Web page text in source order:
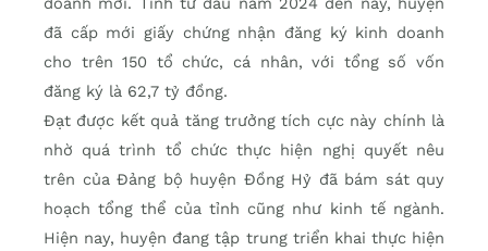
đã cấp mới giấy chứng nhận đăng ký kinh doanh
cho trên 150 tổ chức, cá nhân, với tổng số vốn
đăng ký là 62,7 tỷ đồng.
Đạt được kết quả tăng trưởng tích cực này chính là
nhờ quá trình tổ chức thực hiện nghị quyết nêu
trên của Đảng bộ huyện Đồng Hỷ đã bám sát quy
hoạch tổng thể của tỉnh cũng như kinh tế ngành.
Hiện nay, huyện đang tập trung triển khai thực hiện